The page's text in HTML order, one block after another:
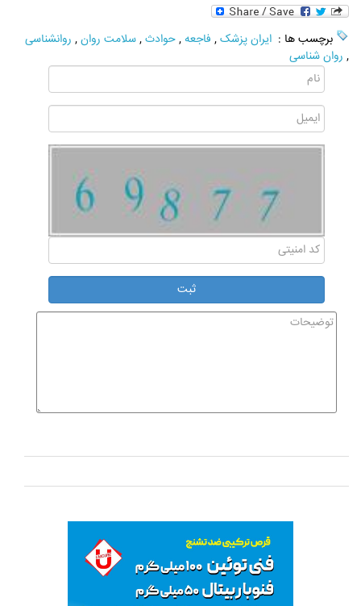
برچسب ها : ایران پزشک, فاجعه,حوادث,سلامت روان, روانشناسی
, روان شناسی